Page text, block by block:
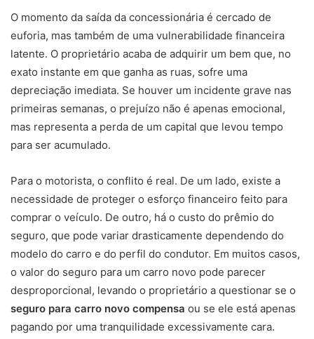
O momento da saída da concessionária é cercado de
euforia, mas também de uma vulnerabilidade financeira
latente. O proprietário acaba de adquirir um bem que, no
exato instante em que ganha as ruas, sofre uma
depreciação imediata. Se houver um incidente grave nas
primeiras semanas, o prejuízo não é apenas emocional,
mas representa a perda de um capital que levou tempo
para ser acumulado.
Para o motorista, o conflito é real. De um lado, existe a
necessidade de proteger o esforço financeiro feito para
comprar o veículo. De outro, há o custo do prêmio do
seguro, que pode variar drasticamente dependendo do
modelo do carro e do perfil do condutor. Em muitos casos,
o valor do seguro para um carro novo pode parecer
desproporcional, levando o proprietário a questionar se o
seguro para carro novo compensa ou se ele está apenas
pagando por uma tranquilidade excessivamente cara.